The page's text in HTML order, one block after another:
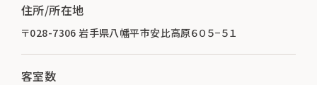
住所/所在地
〒028-7306 岩手県八幡平市安比高原６０５−５１
客室数